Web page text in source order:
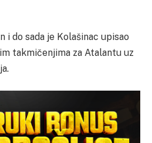
i do sada je Kolašinac upisao
takmičenjima za Atalantu uz